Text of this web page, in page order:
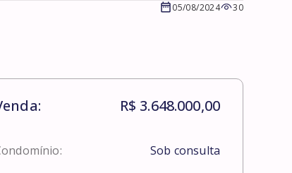
05/08/2024 30
R$ 3.648.000,00
Sob consulta